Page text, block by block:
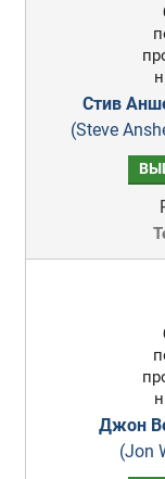
Стив
(Steve
Джон
(Jon